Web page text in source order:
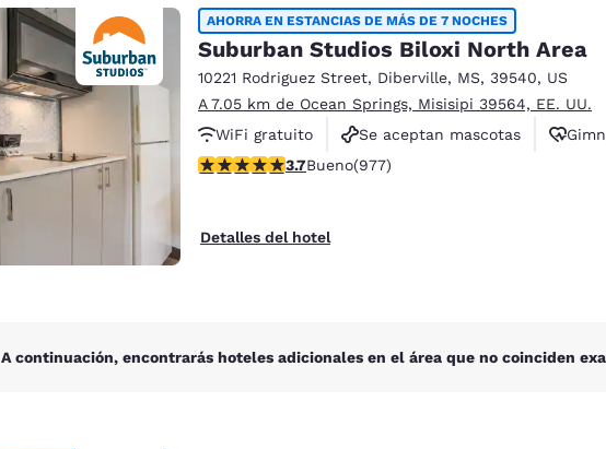
Español
Europa
Deutschland Germany
France
Ireland
English
AHORRA EN ESTANCIAS DE MÁS DE 7 NOCHES
Suburban Studios Biloxi North Area
10221 Rodriguez Street, Diberville, MS, 39540, US
A 7.05 km de Ocean Springs, Misisipi 39564, EE. UU.
WiFi gratuito
Se aceptan mascotas
calificación de 3.72 estrellas. Bueno. 977 reseñas
3.7Bueno(977)
Detalles del hotel
A continuación, encontrarás hoteles adicionales en el área que no coinciden